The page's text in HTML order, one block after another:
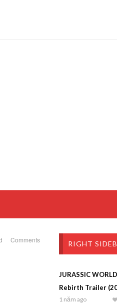
Comments RIGHT
JURASSIC
Rebirth Trailer
1 năm ago